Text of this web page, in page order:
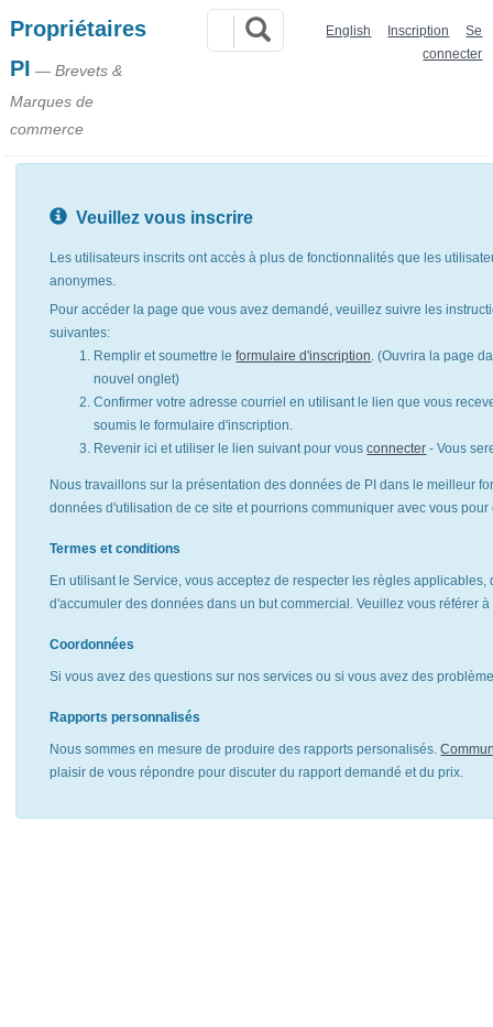
Propriétaires
PI — Brevets &
Marques de
commerce
English Inscription
Se
connecter
Veuillez vous inscrire
Les utilisateurs inscrits ont accès à plus de fonctionnalités que les
anonymes.
Pour accéder la page que vous avez demandé, veuillez suivre les
suivantes:
Remplir et soumettre leformulaire d'inscription. (Ouvrira la page
nouvel onglet)
Confirmer votre adresse courriel en utilisant le lien que vous
soumis le formulaire d'inscription.
Revenir ici et utiliser le lien suivant pour vousconnecter - Vous
Nous travaillons sur la présentation des données de PI dans le meilleur
données d'utilisation de ce site et pourrions communiquer avec vous
Termes et conditions
En utilisant le Service, vous acceptez de respecter les règles
d'accumuler des données dans un but commercial. Veuillez vous référer
Coordonnées
Si vous avez des questions sur nos services ou si vous avez des
Rapports personnalisés
Nous sommes en mesure de produire des rapports personalisés.
plaisir de vous répondre pour discuter du rapport demandé et du prix.